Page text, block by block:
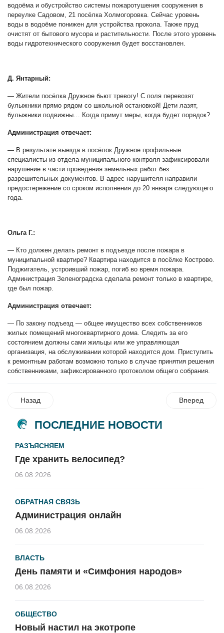
водоёма и обустройство системы пожаротушения сооружения в
переулке Садовом, 21 посёлка Холмогоровка. Сейчас уровень
воды в водоёме понижен для устройства прокола. Также пруд
очистят от бытового мусора и растительности. После этого уровень
воды гидротехнического сооружения будет восстановлен.
Д. Янтарный:
— Жители посёлка Дружное бьют тревогу! С поля перевозят
булыжники прямо рядом со школьной остановкой! Дети лазят,
булыжники подвижны… Когда примут меры, когда будет порядок?
Администрация отвечает:
— В результате выезда в посёлок Дружное профильные
специалисты из отдела муниципального контроля зафиксировали
нарушение в части проведения земельных работ без
разрешительных документов. В адрес нарушителя направили
предостережение со сроком исполнения до 20 января следующего
года.
Ольга Г.:
— Кто должен делать ремонт в подъезде после пожара в
муниципальной квартире? Квартира находится в посёлке Кострово.
Поджигатель, устроивший пожар, погиб во время пожара.
Администрация Зеленоградска сделала ремонт только в квартире,
где был пожар.
Администрация отвечает:
— По закону подъезд — общее имущество всех собственников
жилых помещений многоквартирного дома. Следить за его
состоянием должны сами жильцы или же управляющая
организация, на обслуживании которой находится дом. Приступить
к ремонтным работам возможно только в случае принятия решения
собственниками, зафиксированного протоколом общего собрания.
Назад Вперед
ПОСЛЕДНИЕ НОВОСТИ
РАЗЪЯСНЯЕМ
Где хранить велосипед?
06.08.2026
ОБРАТНАЯ СВЯЗЬ
Администрация онлайн
06.08.2026
ВЛАСТЬ
День памяти и «Симфония народов»
06.08.2026
ОБЩЕСТВО
Новый настил на экотропе